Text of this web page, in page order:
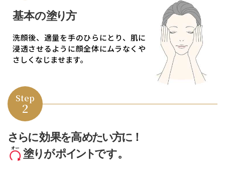
基本の塗り方
洗顔後、適量を手のひらにとり、 肌に
浸透させるように顔全体にムラなくや
さしくなじませます。
Step
2
さらに効果を高めたい方に！
塗りがポイントです。